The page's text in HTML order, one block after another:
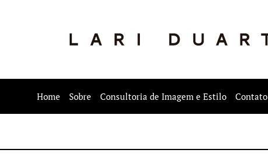
Home Sobre Consultoria de Imagem e Estilo Contato